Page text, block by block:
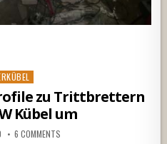
zu Trittbrettern
Kübel um
6 COMMENTS